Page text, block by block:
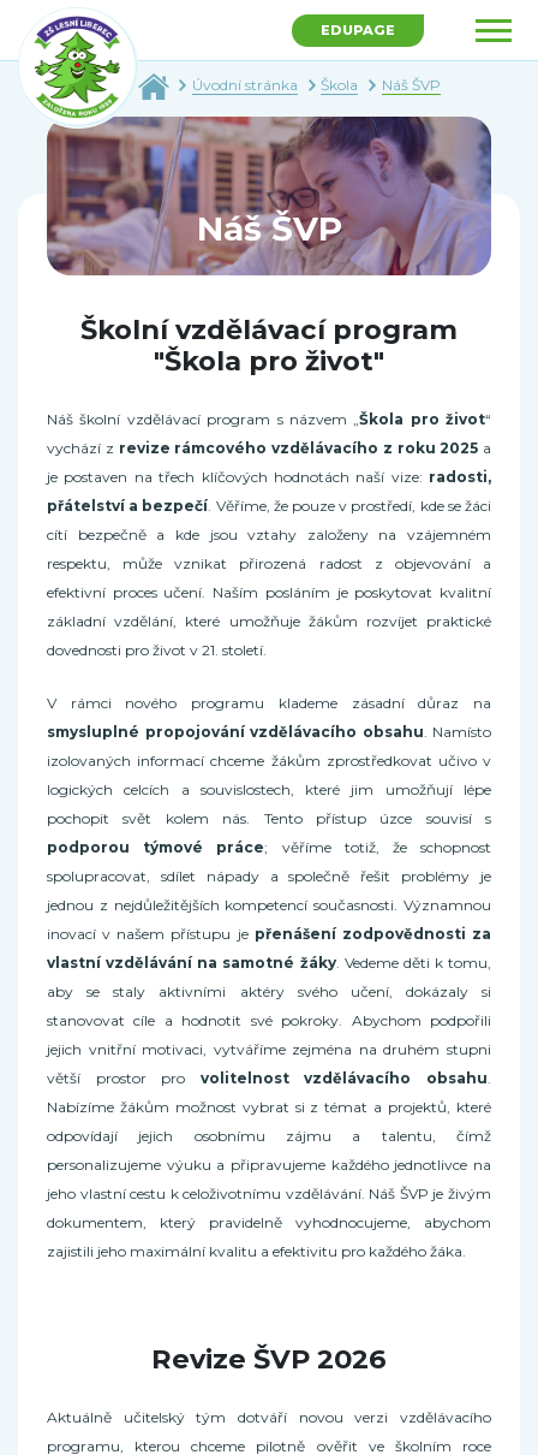
EDUPAGE
Úvodní stránka Škola Náš ŠVP
Náš ŠVP
Školní vzdělávací program
"Škola pro život"
Náš školní vzdělávací program s názvem „Škola pro život“
vychází z revize rámcového vzdělávacího z roku 2025 a
je postaven na třech klíčových hodnotách naší vize: radosti,
přátelství a bezpečí. Věříme, že pouze v prostředí, kde se žáci
cítí bezpečně a kde jsou vztahy založeny na vzájemném
respektu, může vznikat přirozená radost z objevování a
efektivní proces učení. Naším posláním je poskytovat kvalitní
základní vzdělání, které umožňuje žákům rozvíjet praktické
dovednosti pro život v 21. století.
V rámci nového programu klademe zásadní důraz na
smysluplné propojování vzdělávacího obsahu. Namísto
izolovaných informací chceme žákům zprostředkovat učivo v
logických celcích a souvislostech, které jim umožňují lépe
pochopit svět kolem nás. Tento přístup úzce souvisí s
podporou týmové práce; věříme totiž, že schopnost
spolupracovat, sdílet nápady a společně řešit problémy je
jednou z nejdůležitějších kompetencí současnosti. Významnou
inovací v našem přístupu je přenášení zodpovědnosti za
vlastní vzdělávání na samotné žáky. Vedeme děti k tomu,
aby se staly aktivními aktéry svého učení, dokázaly si
stanovovat cíle a hodnotit své pokroky. Abychom podpořili
jejich vnitřní motivaci, vytváříme zejména na druhém stupni
větší prostor pro volitelnost vzdělávacího obsahu.
Nabízíme žákům možnost vybrat si z témat a projektů, které
odpovídají jejich osobnímu zájmu a talentu, čímž
personalizujeme výuku a připravujeme každého jednotlivce na
jeho vlastní cestu k celoživotnímu vzdělávání. Náš ŠVP je živým
dokumentem, který pravidelně vyhodnocujeme, abychom
zajistili jeho maximální kvalitu a efektivitu pro každého žáka.
Revize ŠVP 2026
Aktuálně učitelský tým dotváří novou verzi vzdělávacího
programu, kterou chceme pilotně ověřit ve školním roce